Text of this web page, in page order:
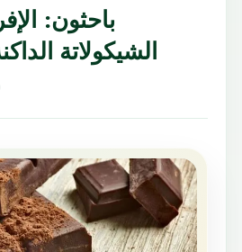
باحثون:
الشيكولاتة